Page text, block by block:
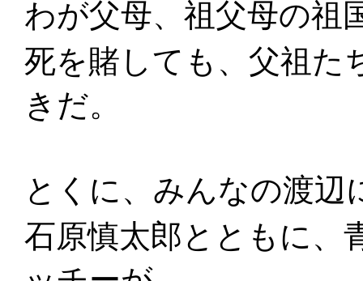
わが父母、祖父母の祖
死を賭しても、父祖た
きだ。
とくに、みんなの渡辺
石原慎太郎とともに、